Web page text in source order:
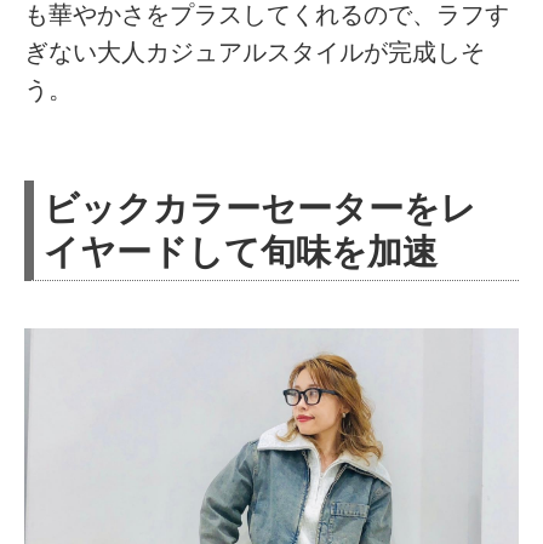
も華やかさをプラスしてくれるので、ラフす
ぎない大人カジュアルスタイルが完成しそ
う。
ビックカラーセーターをレ
イヤードして旬味を加速